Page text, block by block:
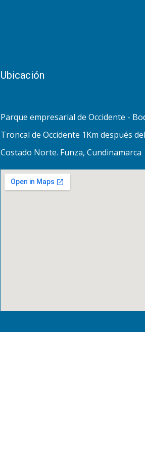
Ubicación
Parque empresarial de Occidente -
Troncal de Occidente 1Km después
Costado Norte. Funza, Cundinamarca